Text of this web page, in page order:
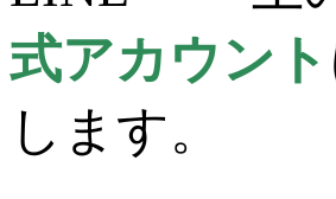
式アカウント
します。